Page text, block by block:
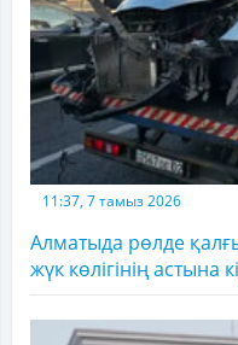
11:37, 7 тамыз 2026
Алматыда рөлде
жүк көлігінің астына